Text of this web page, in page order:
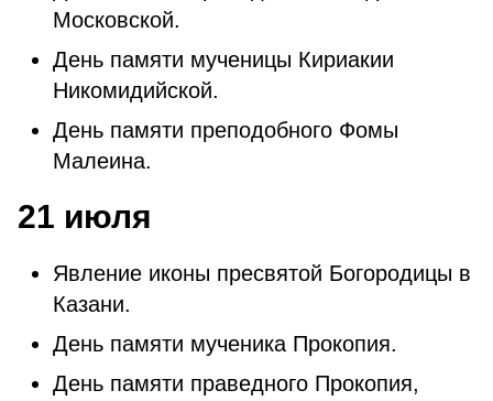
Московской.
День памяти мученицы Кириакии
Никомидийской.
День памяти преподобного Фомы
Малеина.
21 июля
Явление иконы пресвятой Богородицы в
Казани.
День памяти мученика Прокопия.
День памяти праведного Прокопия,